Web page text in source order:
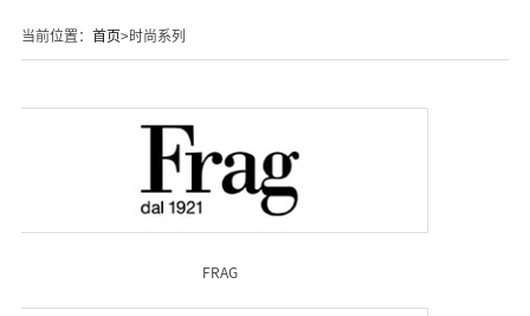
当前位置： 首页>时尚系列
FRAG